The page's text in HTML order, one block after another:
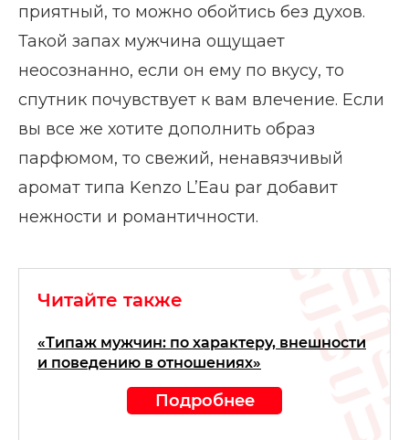
приятный, то можно обойтись без духов.
Такой запах мужчина ощущает
неосознанно, если он ему по вкусу, то
спутник почувствует к вам влечение. Если
вы все же хотите дополнить образ
парфюмом, то свежий, ненавязчивый
аромат типа Kenzo L’Eau par добавит
нежности и романтичности.
Читайте также
«Типаж мужчин: по характеру, внешности
и поведению в отношениях»
Подробнее